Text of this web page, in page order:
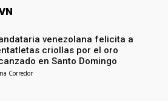
venezolana felicita a
criollas por el oro
en Santo Domingo
Corredor